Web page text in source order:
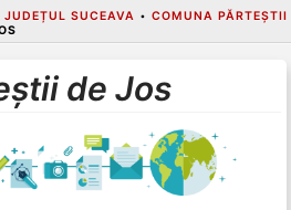
JUDEȚUL SUCEAVA • COMUNA PĂRTEȘTII
de Jos